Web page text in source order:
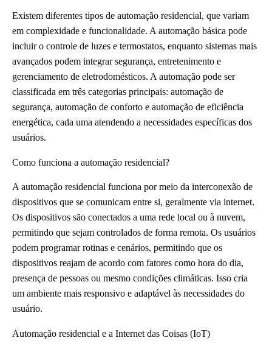
Existem diferentes tipos de automação residencial, que variam
em complexidade e funcionalidade. A automação básica pode
incluir o controle de luzes e termostatos, enquanto sistemas mais
avançados podem integrar segurança, entretenimento e
gerenciamento de eletrodomésticos. A automação pode ser
classificada em três categorias principais: automação de
segurança, automação de conforto e automação de eficiência
energética, cada uma atendendo a necessidades específicas dos
usuários.
Como funciona a automação residencial?
A automação residencial funciona por meio da interconexão de
dispositivos que se comunicam entre si, geralmente via internet.
Os dispositivos são conectados a uma rede local ou à nuvem,
permitindo que sejam controlados de forma remota. Os usuários
podem programar rotinas e cenários, permitindo que os
dispositivos reajam de acordo com fatores como hora do dia,
presença de pessoas ou mesmo condições climáticas. Isso cria
um ambiente mais responsivo e adaptável às necessidades do
usuário.
Automação residencial e a Internet das Coisas (IoT)